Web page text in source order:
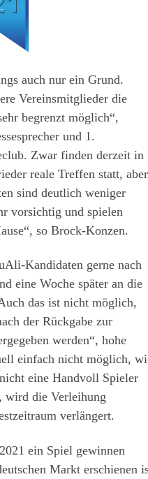
auch nur ein Grund.
Vereinsmitglieder die
begrenzt möglich“,
und 1.
Zwar finden derzeit in
reale Treffen statt, aber
sind deutlich weniger
vorsichtig und spielen
so Brock-Konzen.
Kandidaten gerne nach
eine Woche später an die
das ist nicht möglich,
der Rückgabe zur
werden“, hohe
einfach nicht möglich,
eine Handvoll Spieler
wird die Verleihung
verlängert.
ein Spiel gewinnen
Markt erschienen